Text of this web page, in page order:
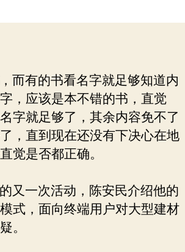
的
而有的书看名字就足够知道内
，应该是本不错的书，直觉
字就足够了，其余内容免不了
，直到现在还没有下决心在地
觉是否都正确。
又一次活动，陈安民介绍他的
式，面向终端用户对大型建材
。